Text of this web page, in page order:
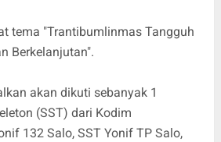
tema "Trantibumlinmas Tangguh
Berkelanjutan".
akan dikuti sebanyak 1
(SST) dari Kodim
132 Salo, SST Yonif TP Salo,